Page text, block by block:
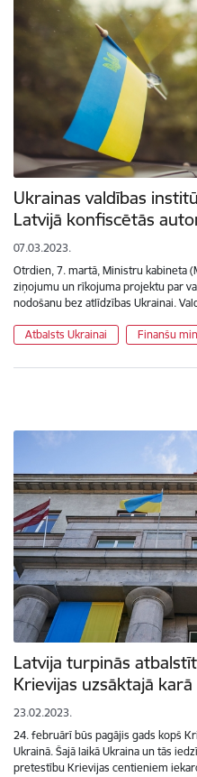
Ukrainas valdības
Latvijā konfiscētās
07.03.2023.
Otrdien, 7. martā, Ministru kabineta
ziņojumu un rīkojuma projektu par
nodošanu bez atlīdzības Ukrainai.
Atbalsts Ukrainai Finanšu
Latvija turpinās
Krievijas uzsāktajā karā
23.02.2023.
24. februārī būs pagājis gads kopš
Ukrainā. Šajā laikā Ukraina un tās
pretestību Krievijas centieniem